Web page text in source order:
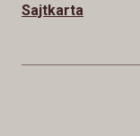
Sajtkarta